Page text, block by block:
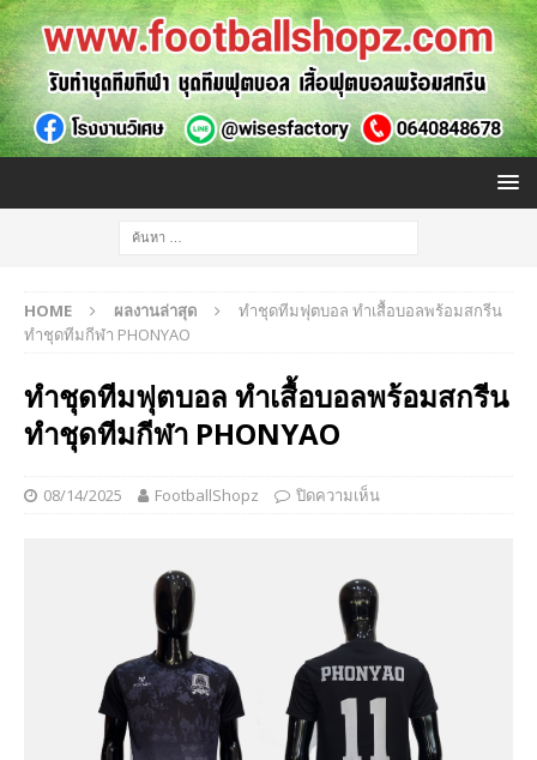
HOME ผลงานล่าสุด
ทำชุดทีมฟุตบอล ทำเสื้อบอลพร้อมสกรีน
ทำชุดทีมกีฬา PHONYAO
ทำชุดทีมฟุตบอล ทำเสื้อบอลพร้อมสกรีน
ทำชุดทีมกีฬา PHONYAO
08/14/2025 FootballShopz ปิดความเห็น